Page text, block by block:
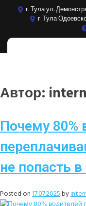
г. Тула ул.
г. Тула
Автор: intern
Почему 80%
не попасть
Posted on17.07.2025by